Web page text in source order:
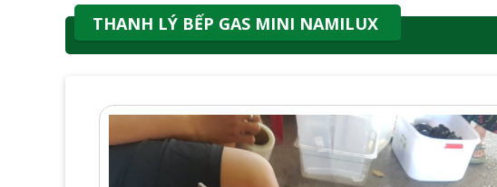
THANH LÝ BẾP GAS MINI NAMILUX